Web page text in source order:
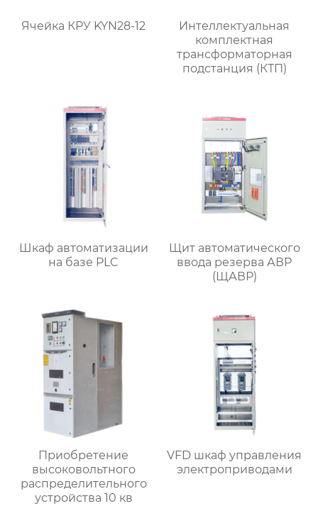
Ячейка КРУ KYN28-12
Интеллектуальная
комплектная
трансформаторная
подстанция (КТП)
Шкаф автоматизации
на базе PLC
Щит автоматического
ввода резерва АВР
(ЩАВР)
Приобретение
высоковольтного
распределительного
устройства 10 кв
VFD шкаф управления
электроприводами